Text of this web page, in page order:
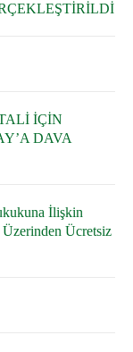
İÇİN
DAVA
İlişkin
Ücretsiz